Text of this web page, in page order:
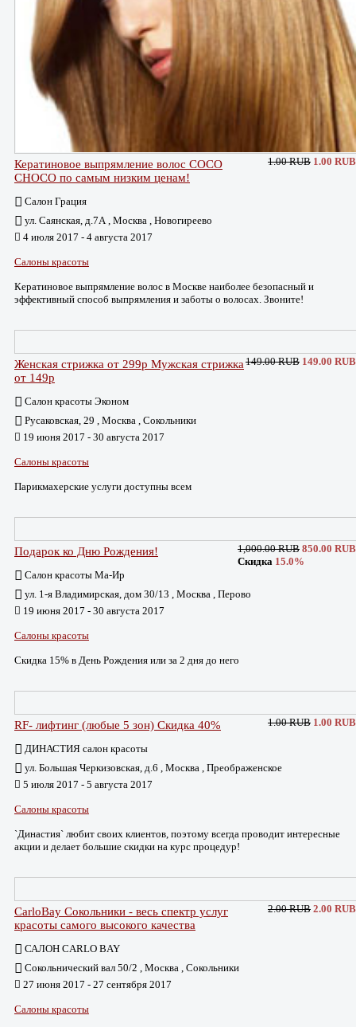
1.00 RUB 1.00 RUB
Кератиновое выпрямление волос COCO
CHOCO по самым низким ценам!
Салон Грация
ул. Саянская, д.7А , Москва , Новогиреево
4 июля 2017 - 4 августа 2017
Салоны красоты
Кератиновое выпрямление волос в Москве наиболее безопасный и
эффективный способ выпрямления и заботы о волосах. Звоните!
149.00 RUB 149.00 RUB
Женская стрижка от 299р Мужская стрижка
от 149р
Салон красоты Эконом
Русаковская, 29 , Москва , Сокольники
19 июня 2017 - 30 августа 2017
Салоны красоты
Парикмахерские услуги доступны всем
1,000.00 RUB 850.00 RUB
Скидка 15.0%
Подарок ко Дню Рождения!
Салон красоты Ма-Ир
ул. 1-я Владимирская, дом 30/13 , Москва , Перово
19 июня 2017 - 30 августа 2017
Салоны красоты
Скидка 15% в День Рождения или за 2 дня до него
1.00 RUB 1.00 RUB
RF- лифтинг (любые 5 зон) Скидка 40%
ДИНАСТИЯ салон красоты
ул. Большая Черкизовская, д.6 , Москва , Преображенское
5 июля 2017 - 5 августа 2017
Салоны красоты
`Династия` любит своих клиентов, поэтому всегда проводит интересные
акции и делает большие скидки на курс процедур!
2.00 RUB 2.00 RUB
CarloBay Сокольники - весь спектр услуг
красоты самого высокого качества
САЛОН CARLO BAY
Сокольнический вал 50/2 , Москва , Сокольники
27 июня 2017 - 27 сентября 2017
Салоны красоты